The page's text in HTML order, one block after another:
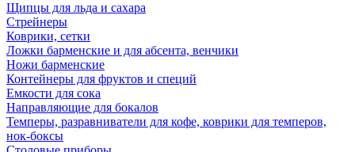
Щипцы для льда и сахара
Стрейнеры
Коврики, сетки
Ложки барменские и для абсента, венчики
Ножи барменские
Контейнеры для фруктов и специй
Емкости для сока
Направляющие для бокалов
Темперы, разравниватели для кофе, коврики для темперов,
нок-боксы